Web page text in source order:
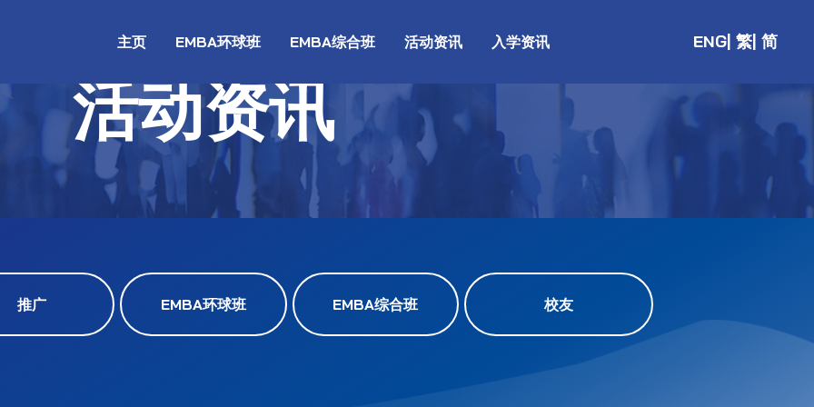
主页 EMBA环球班 EMBA综合班 活动资讯 入学资讯 ENG | 繁 | 简
活动资讯
推广 EMBA环球班 EMBA综合班 校友